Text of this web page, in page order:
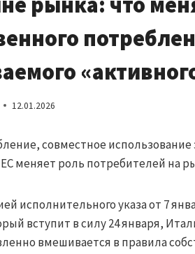
12.01.2026
совместное
меняет роль потребителей на
исполнительного указа от 7
вступит в силу 24 января,
вмешивается в правила